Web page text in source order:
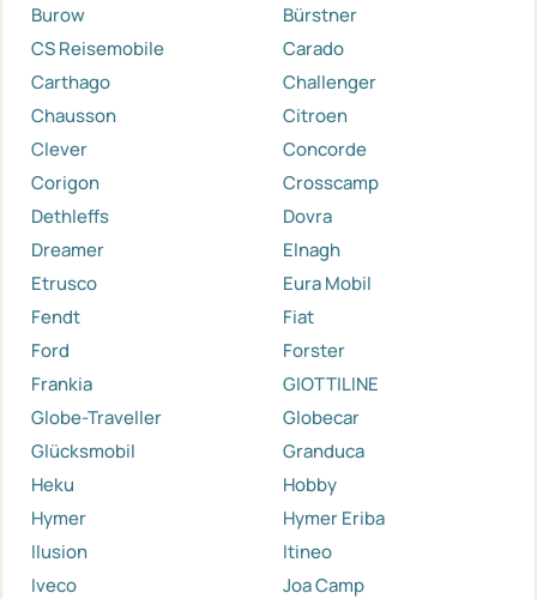
Burow
Bürstner
CS Reisemobile
Carado
Carthago
Challenger
Chausson
Citroen
Clever
Concorde
Corigon
Crosscamp
Dethleffs
Dovra
Dreamer
Elnagh
Etrusco
Eura Mobil
Fendt
Fiat
Ford
Forster
Frankia
GIOTTILINE
Globe-Traveller
Globecar
Glücksmobil
Granduca
Heku
Hobby
Hymer
Hymer Eriba
Ilusion
Itineo
Iveco
Joa Camp